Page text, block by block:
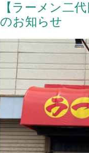
【ラーメン二
のお知らせ